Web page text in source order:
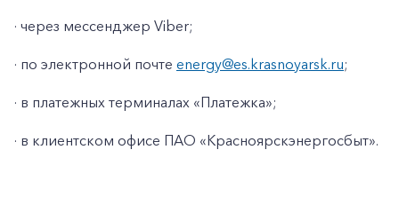
+7-800-700-24-57
Частным клиентам
· через мессенджер Viber;
· по электронной почте energy@es.krasnoyarsk.ru;
· в платежных терминалах «Платежка»;
· в клиентском офисе ПАО «Красноярскэнергосбыт».